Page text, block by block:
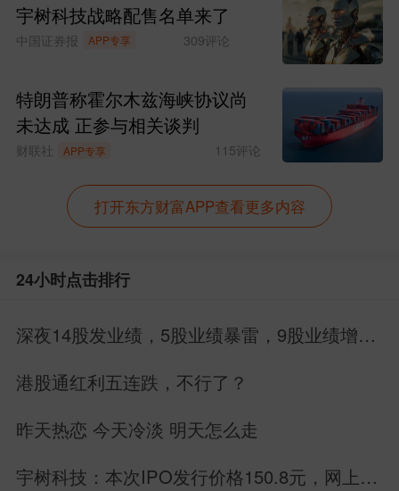
宇树科技战略配售名单来了
中国证券报 APP专享 309评论
特朗普称霍尔木兹海峡协议尚
未达成 正参与相关谈判
财联社 APP专享 115评论
打开东方财富APP查看更多内容
24小时点击排行
深夜14股发业绩，5股业绩暴雷，9股业绩增
港股通红利五连跌，不行了？
昨天热恋 今天冷淡 明天怎么走
宇树科技：本次IPO发行价格150.8元，网上申